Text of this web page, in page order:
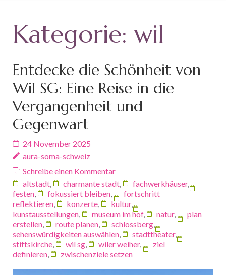
Kategorie: wil
Entdecke die Schönheit von
Wil SG: Eine Reise in die
Vergangenheit und
Gegenwart
24 November 2025
aura-soma-schweiz
Schreibe einen Kommentar
altstadt
charmante stadt fachwerkhäuser,
festen
fokussiert bleiben
fortschritt
reflektieren
konzerte kultur,
kunstausstellungen
museum im hof, natur,
plan
erstellen
route planen schlossberg
sehenswürdigkeiten auswählen
stadttheater,
stiftskirche
wil sg wiler weiher,
ziel
definieren
zwischenziele setzen